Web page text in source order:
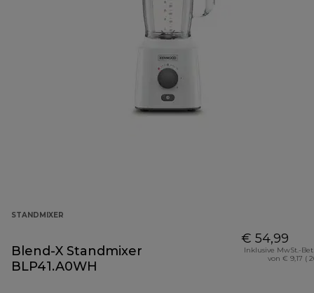
STANDMIXER
Blend-X Standmixer
BLP41.A0WH
€ 54,99
Inklusive MwSt.-
von € 9,17 (